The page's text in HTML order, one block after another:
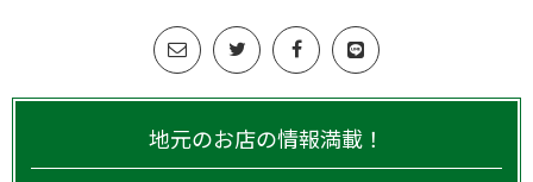
地元のお店の情報満載！